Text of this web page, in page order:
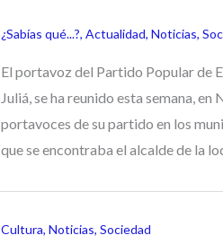
¿Sabías qué...?, Actualidad, Noticias,
El portavoz del Partido Popular de
Juliá, se ha reunido esta semana,
portavoces de su partido en los
que se encontraba el alcalde de la
Cultura, Noticias, Sociedad